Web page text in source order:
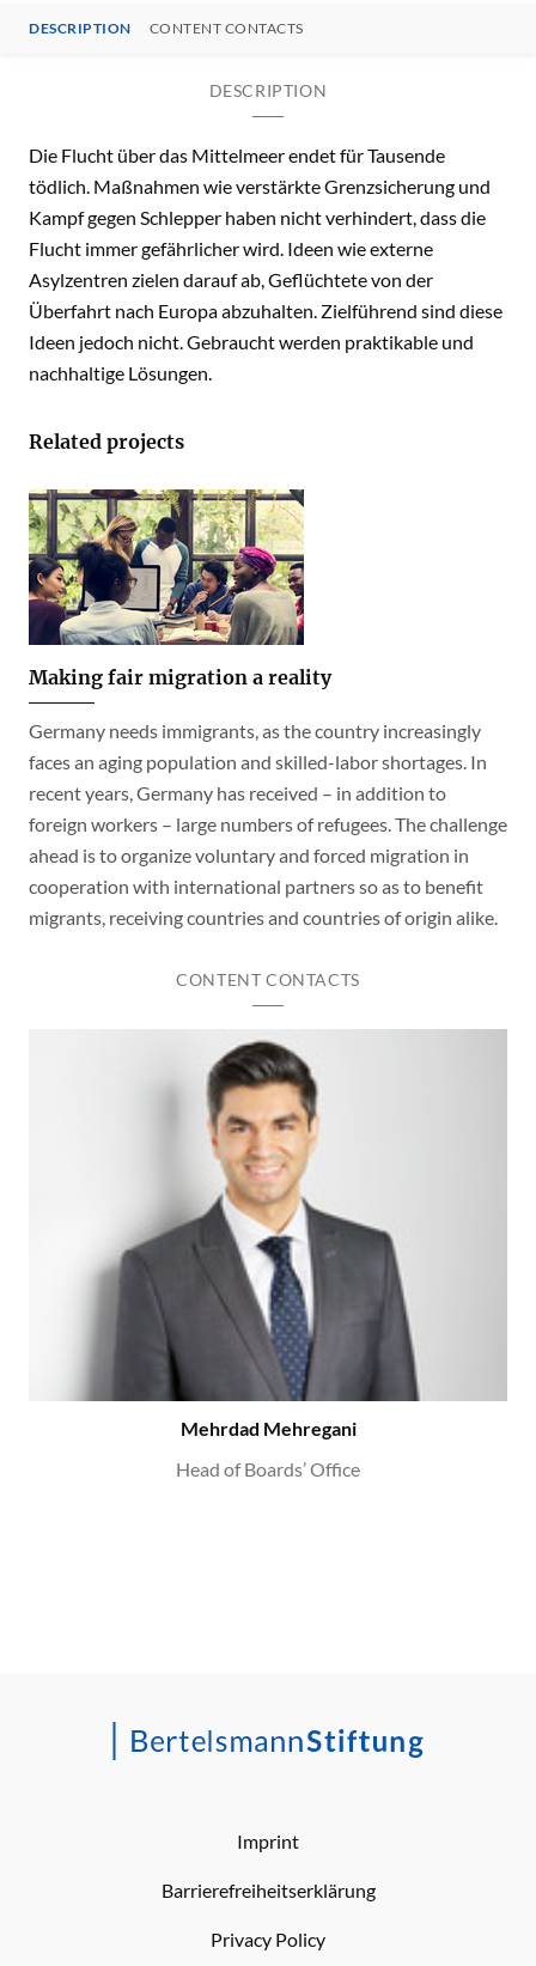
DESCRIPTION CONTENT CONTACTS
DESCRIPTION
Die Flucht über das Mittelmeer endet für Tausende
tödlich. Maßnahmen wie verstärkte Grenzsicherung und
Kampf gegen Schlepper haben nicht verhindert, dass die
Flucht immer gefährlicher wird. Ideen wie externe
Asylzentren zielen darauf ab, Geflüchtete von der
Überfahrt nach Europa abzuhalten. Zielführend sind diese
Ideen jedoch nicht. Gebraucht werden praktikable und
nachhaltige Lösungen.
Related projects
Making fair migration a reality
Germany needs immigrants, as the country increasingly
faces an aging population and skilled-labor shortages. In
recent years, Germany has received – in addition to
foreign workers – large numbers of refugees. The challenge
ahead is to organize voluntary and forced migration in
cooperation with international partners so as to benefit
migrants, receiving countries and countries of origin alike.
CONTENT CONTACTS
Mehrdad Mehregani
Head of Boards’ Office
Imprint
Barrierefreiheitserklärung
Privacy Policy